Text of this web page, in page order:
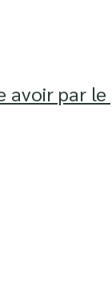
avoir par